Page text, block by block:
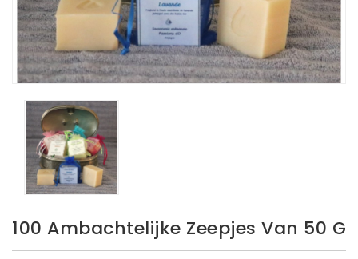
100 Ambachtelijke Zeepjes Van 50 G